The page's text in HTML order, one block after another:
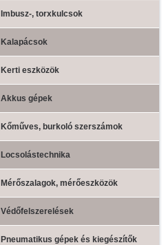
Imbusz-, torxkulcsok
Kalapácsok
Kerti eszközök
Akkus gépek
Kőműves, burkoló szerszámok
Locsolástechnika
Mérőszalagok, mérőeszközök
Védőfelszerelések
Pneumatikus gépek és kiegészítők